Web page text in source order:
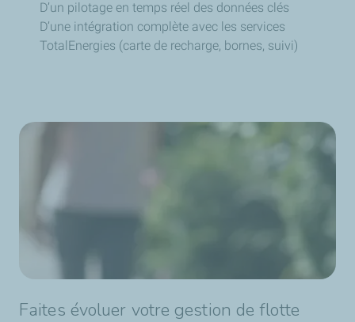
D’un pilotage en temps réel des données clés
D’une intégration complète avec les services
TotalEnergies (carte de recharge, bornes, suivi)
Faites évoluer votre gestion de flotte